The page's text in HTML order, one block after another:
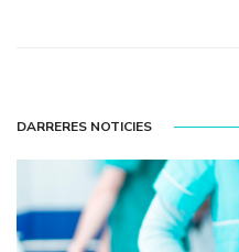
DARRERES NOTICIES